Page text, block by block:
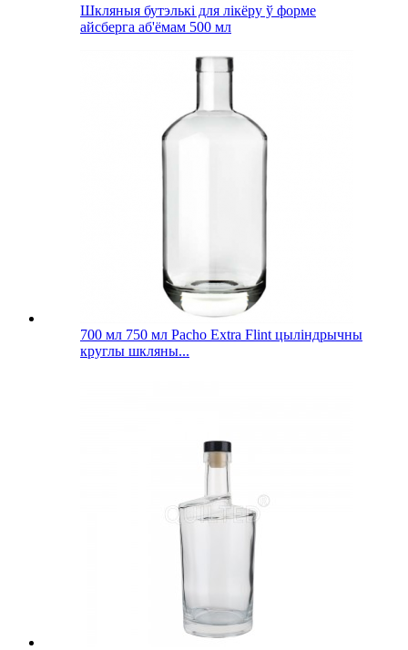
Шкляныя бутэлькі для лікёру ў форме
айсберга аб'ёмам 500 мл
700 мл 750 мл Pacho Extra Flint цыліндрычны
круглы шкляны...